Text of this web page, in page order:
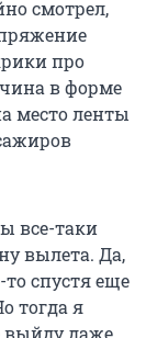
смотрел,
про
в форме
место ленты
все-таки
вылета. Да,
спустя еще
тогда я
выйду даже